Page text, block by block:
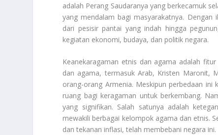
adalah Perang Saudaranya yang berkecamuk
yang mendalam bagi masyarakatnya.
dari pesisir pantai yang indah hingga
kegiatan ekonomi, budaya, dan politik negara.
Keanekaragaman etnis dan agama adalah
dan agama, termasuk Arab, Kristen Maronit,
orang-orang Armenia. Meskipun perbedaan ini
ruang bagi keragaman untuk berkembang.
yang signifikan. Salah satunya adalah
mewakili berbagai kelompok agama dan etnis.
dan tekanan inflasi, telah membebani negara ini.